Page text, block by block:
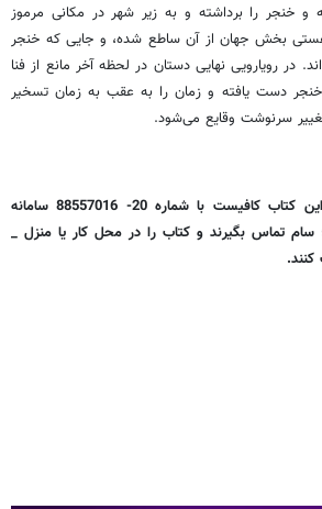
و خنجر را برداشته و به زیر شهر در مکانی مرموز
بخش جهان از آن ساطع شده، و جایی که خنجر
در رویارویی نهایی دستان در لحظه آخر مانع از فنا
دست یافته و زمان را به عقب به زمان تسخیر
تغییر سرنوشت وقایع می‌شود.
ساکنان پایتخت برای تهیه این کتاب‌‌‌ کافیست با شماره 20- 88557016 سامانه
تماس بگیرند و کتاب را در محل کار یا منزل _